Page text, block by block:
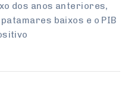
Trabalho
dos anos anteriores,
baixos e o PIB